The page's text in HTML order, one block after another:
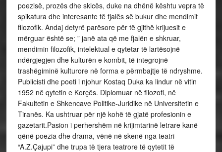
poezisë, prozës dhe skicës, duke na dhënë kështu vepra të
spikatura dhe interesante të fjalës së bukur dhe mendimit
filozofik. Andaj detyrë parësore për të gjithë krijuesit e
mërguar është se; ” janë ata që me fjalën e shkruar,
mendimin filozofik, intelektual e qytetar të lartësojnë
ndërgjegjen dhe kulturën e kombit, të integrojnë
trashëgiminë kulturore në forma e përmbajtje të ndryshme.
Publicisti dhe poeti i njohur Kostaq Duka ka lindur në vitin
1952 në qytetin e Korçës. Diplomuar në filozofi, në
Fakultetin e Shkencave Politike-Juridike në Universitetin e
Tiranës. Ka ushtruar për një kohë të gjatë profesionin e
gazetarit.Pasion i perhershëm në krijimtarinë letrare kanë
qënë poezia dhe drama, vënë në skenë nga teatri
“A.Z.Çajupi” dhe trupa të tjera teatrore të qytetit të